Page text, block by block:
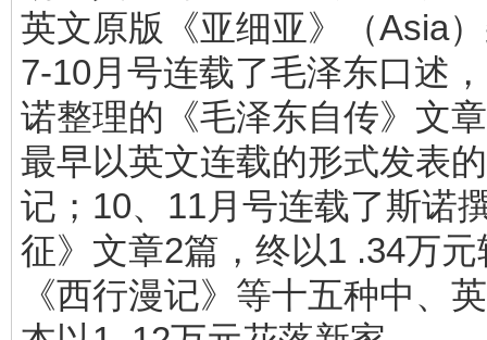
英文原版《亚细亚》（Asia
7-10月号连载了毛泽东口述
诺整理的《毛泽东自传》文
最早以英文连载的形式发表
记；10、11月号连载了斯诺
征》文章2篇，终以1 .34万
《西行漫记》等十五种中、